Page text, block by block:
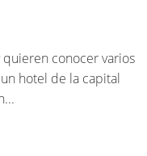
quieren conocer varios
hotel de la capital